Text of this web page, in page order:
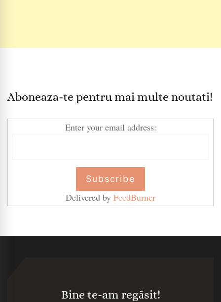
Aboneaza-te pentru mai multe noutati!
Enter your email address:
Delivered by FeedBurner
Bine te-am regăsit!